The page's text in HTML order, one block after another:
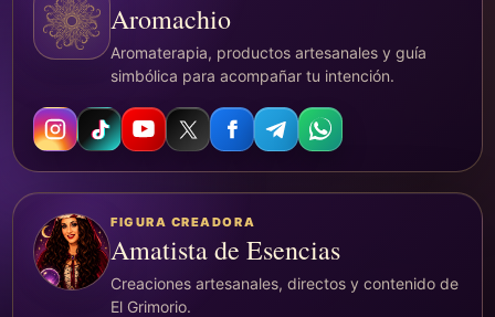
Aromachio
Aromaterapia, productos artesanales y guía
simbólica para acompañar tu intención.
FIGURA CREADORA
Amatista de Esencias
Creaciones artesanales, directos y contenido de
El Grimorio.